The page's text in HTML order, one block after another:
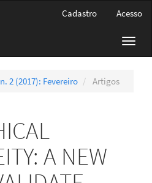
Cadastro Acesso
2 (2017): Fevereiro Artigos
A NEW